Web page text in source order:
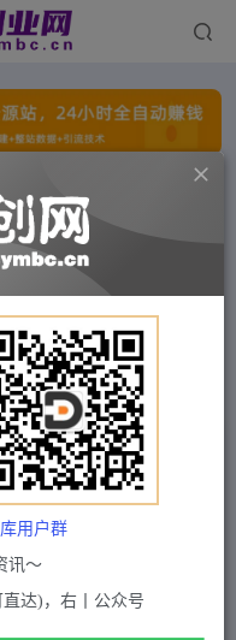
每日收入300+
文字广告火爆招租
文字广告火爆招租
文字广告火爆招租
人出境，小白轻松
用户群
讯～
达)，右丨公众号